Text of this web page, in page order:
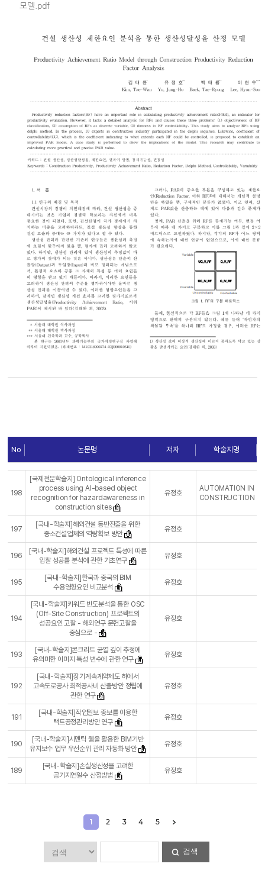
모델.pdf
No 논문명 저자 학술지명
198
[국제전문학술지] Ontological inference
process using AI-based object
recognition for hazardawareness in
construction sites
유정호
AUTOMATION IN
CONSTRUCTION
197
[국내-학술지]해외건설 동반진출을 위한
중소건설업체의 역량확보 방안
유정호
196
[국내-학술지]해외건설 프로젝트 특성에 따른
입찰 성공률 분석에 관한 기초연구
유정호
195
[국내-학술지]한국과 중국의 BIM
수용영향요인 비교분석
유정호
194
[국내-학술지]키워드 빈도분석을 통한 OSC
(Off-Site Construction) 프로젝트의
성공요인 고찰 - 해외연구 문헌고찰을
중심으로 -
유정호
193
[국내-학술지]콘크리트 균열 깊이 추정에
유의미한 이미지 특성 변수에 관한 연구
유정호
192
[국내-학술지]장기계속계약제도 하에서
고속도로공사 최적공사비 산출방안 정립에
관한 연구
유정호
191
[국내-학술지]작업일보 종보를 이용한
택트공정관리방안 연구
유정호
190
[국내-학술지]시멘틱 웹을 활용한 BIM기반
유지보수 업무 우선순위 관리 자동화 방안
유정호
189
[국내-학술지]손실생산성을 고려한
공기지연일수 산정방법
유정호
1 2 3 4 5
검색